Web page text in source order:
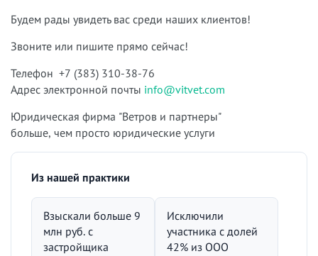
Будем рады увидеть вас среди наших клиентов!
Звоните или пишите прямо сейчас!
Телефон +7 (383) 310-38-76
Адрес электронной почты info@vitvet.com
Юридическая фирма "Ветров и партнеры"
больше, чем просто юридические услуги
Из нашей практики
Взыскали больше 9
млн руб. с
застройщика
Исключили
участника с долей
42% из ООО